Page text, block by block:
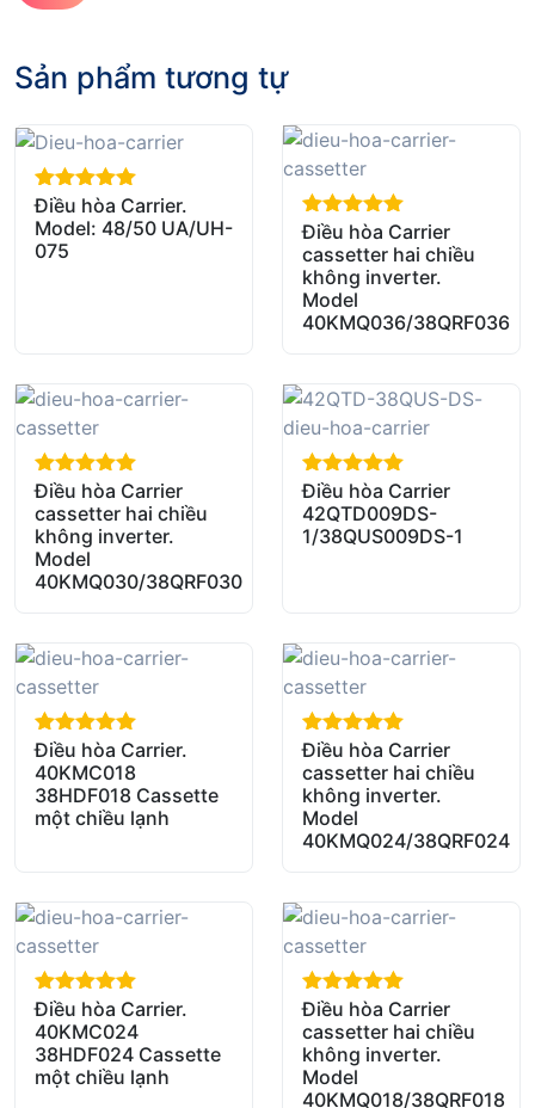
Sản phẩm tương tự
out of 5
Điều hòa Carrier.
Model: 48/50 UA/UH-
075
out of 5
Điều hòa Carrier
cassetter hai chiều
không inverter.
Model
40KMQ036/38QRF036
out of 5
Điều hòa Carrier
cassetter hai chiều
không inverter.
Model
40KMQ030/38QRF030
out of 5
Điều hòa Carrier
42QTD009DS-
1/38QUS009DS-1
out of 5
Điều hòa Carrier.
40KMC018
38HDF018 Cassette
một chiều lạnh
out of 5
Điều hòa Carrier
cassetter hai chiều
không inverter.
Model
40KMQ024/38QRF024
out of 5
Điều hòa Carrier.
40KMC024
38HDF024 Cassette
một chiều lạnh
out of 5
Điều hòa Carrier
cassetter hai chiều
không inverter.
Model
40KMQ018/38QRF018